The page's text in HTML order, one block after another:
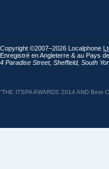
Copyright ©2007–2026 Localphone
Enregistré en Angleterre & au Pays
4 Paradise Street, Sheffield, South
“THE ITSPA AWARDS 2014 AND Best